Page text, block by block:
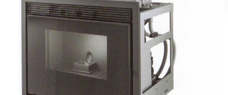
КАМИНИ
НА
ДЪРВА
KАМИНИ
НА
ПЕЛЕТИ
КОТЛИ
KОТЛИ
ГАЗ